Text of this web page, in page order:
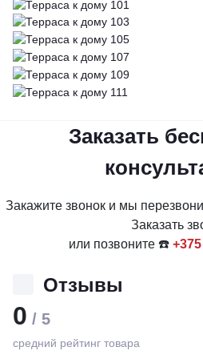
Заказать
Закажите звонок и мы
Заказать
или позвоните ☎️
Отзывы
0 / 5
средний рейтинг товара